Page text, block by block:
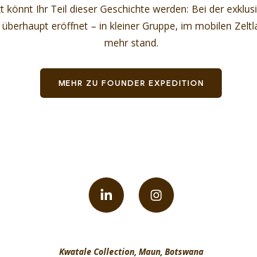
Ihr Teil dieser Geschichte werden: Bei der
eröffnet – in kleiner Gruppe, im mobilen
mehr stand.
MEHR ZU FOUNDER EXPEDITION
Kwatale Collection, Maun, Botswana